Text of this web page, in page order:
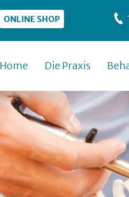
ONLINE SHOP
Home Die Praxis